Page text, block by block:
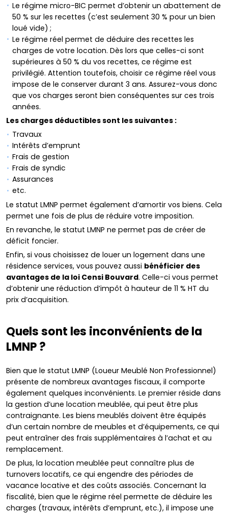
Le régime micro-BIC permet d’obtenir un abattement de
50 % sur les recettes (c’est seulement 30 % pour un bien
loué vide) ;
Le régime réel permet de déduire des recettes les
charges de votre location. Dès lors que celles-ci sont
supérieures à 50 % du vos recettes, ce régime est
privilégié. Attention toutefois, choisir ce régime réel vous
impose de le conserver durant 3 ans. Assurez-vous donc
que vos charges seront bien conséquentes sur ces trois
années.
Les charges déductibles sont les suivantes :
Travaux
Intérêts d’emprunt
Frais de gestion
Frais de syndic
Assurances
etc.
Le statut LMNP permet également d’amortir vos biens. Cela
permet une fois de plus de réduire votre imposition.
En revanche, le statut LMNP ne permet pas de créer de
déficit foncier.
Enfin, si vous choisissez de louer un logement dans une
résidence services, vous pouvez aussi bénéficier des
avantages de la loi Censi Bouvard. Celle-ci vous permet
d’obtenir une réduction d’impôt à hauteur de 11 % HT du
prix d’acquisition.
Quels sont les inconvénients de la
LMNP ?
Bien que le statut LMNP (Loueur Meublé Non Professionnel)
présente de nombreux avantages fiscaux, il comporte
également quelques inconvénients. Le premier réside dans
la gestion d’une location meublée, qui peut être plus
contraignante. Les biens meublés doivent être équipés
d’un certain nombre de meubles et d’équipements, ce qui
peut entraîner des frais supplémentaires à l’achat et au
remplacement.
De plus, la location meublée peut connaître plus de
turnovers locatifs, ce qui engendre des périodes de
vacance locative et des coûts associés. Concernant la
fiscalité, bien que le régime réel permette de déduire les
charges (travaux, intérêts d’emprunt, etc.), il impose une